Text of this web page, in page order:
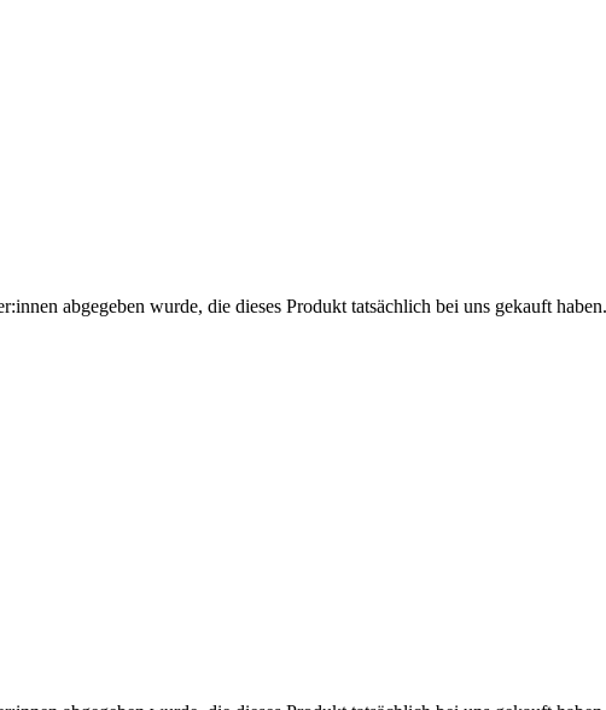
abgegeben wurde, die dieses Produkt tatsächlich bei uns gekauft